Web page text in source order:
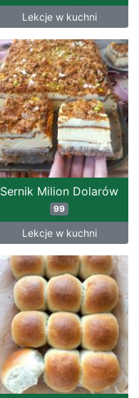
Lekcje w kuchni
Sernik Milion Dolarów
99
Lekcje w kuchni